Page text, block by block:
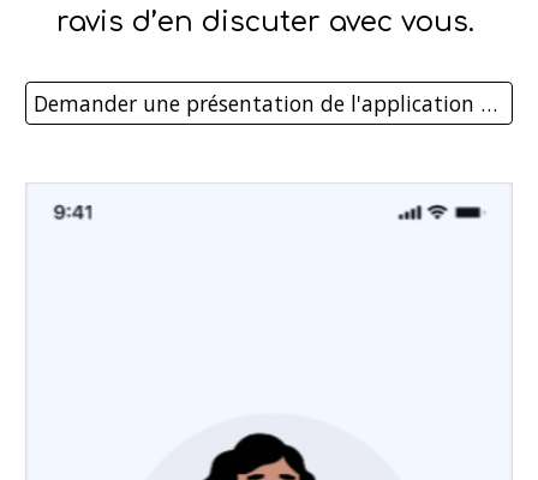
ravis d’en discuter avec vous.
Demander une présentation de l'application mobile